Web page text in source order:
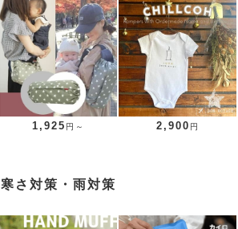
1,925 円～ 2,900 円
寒さ対策・雨対策